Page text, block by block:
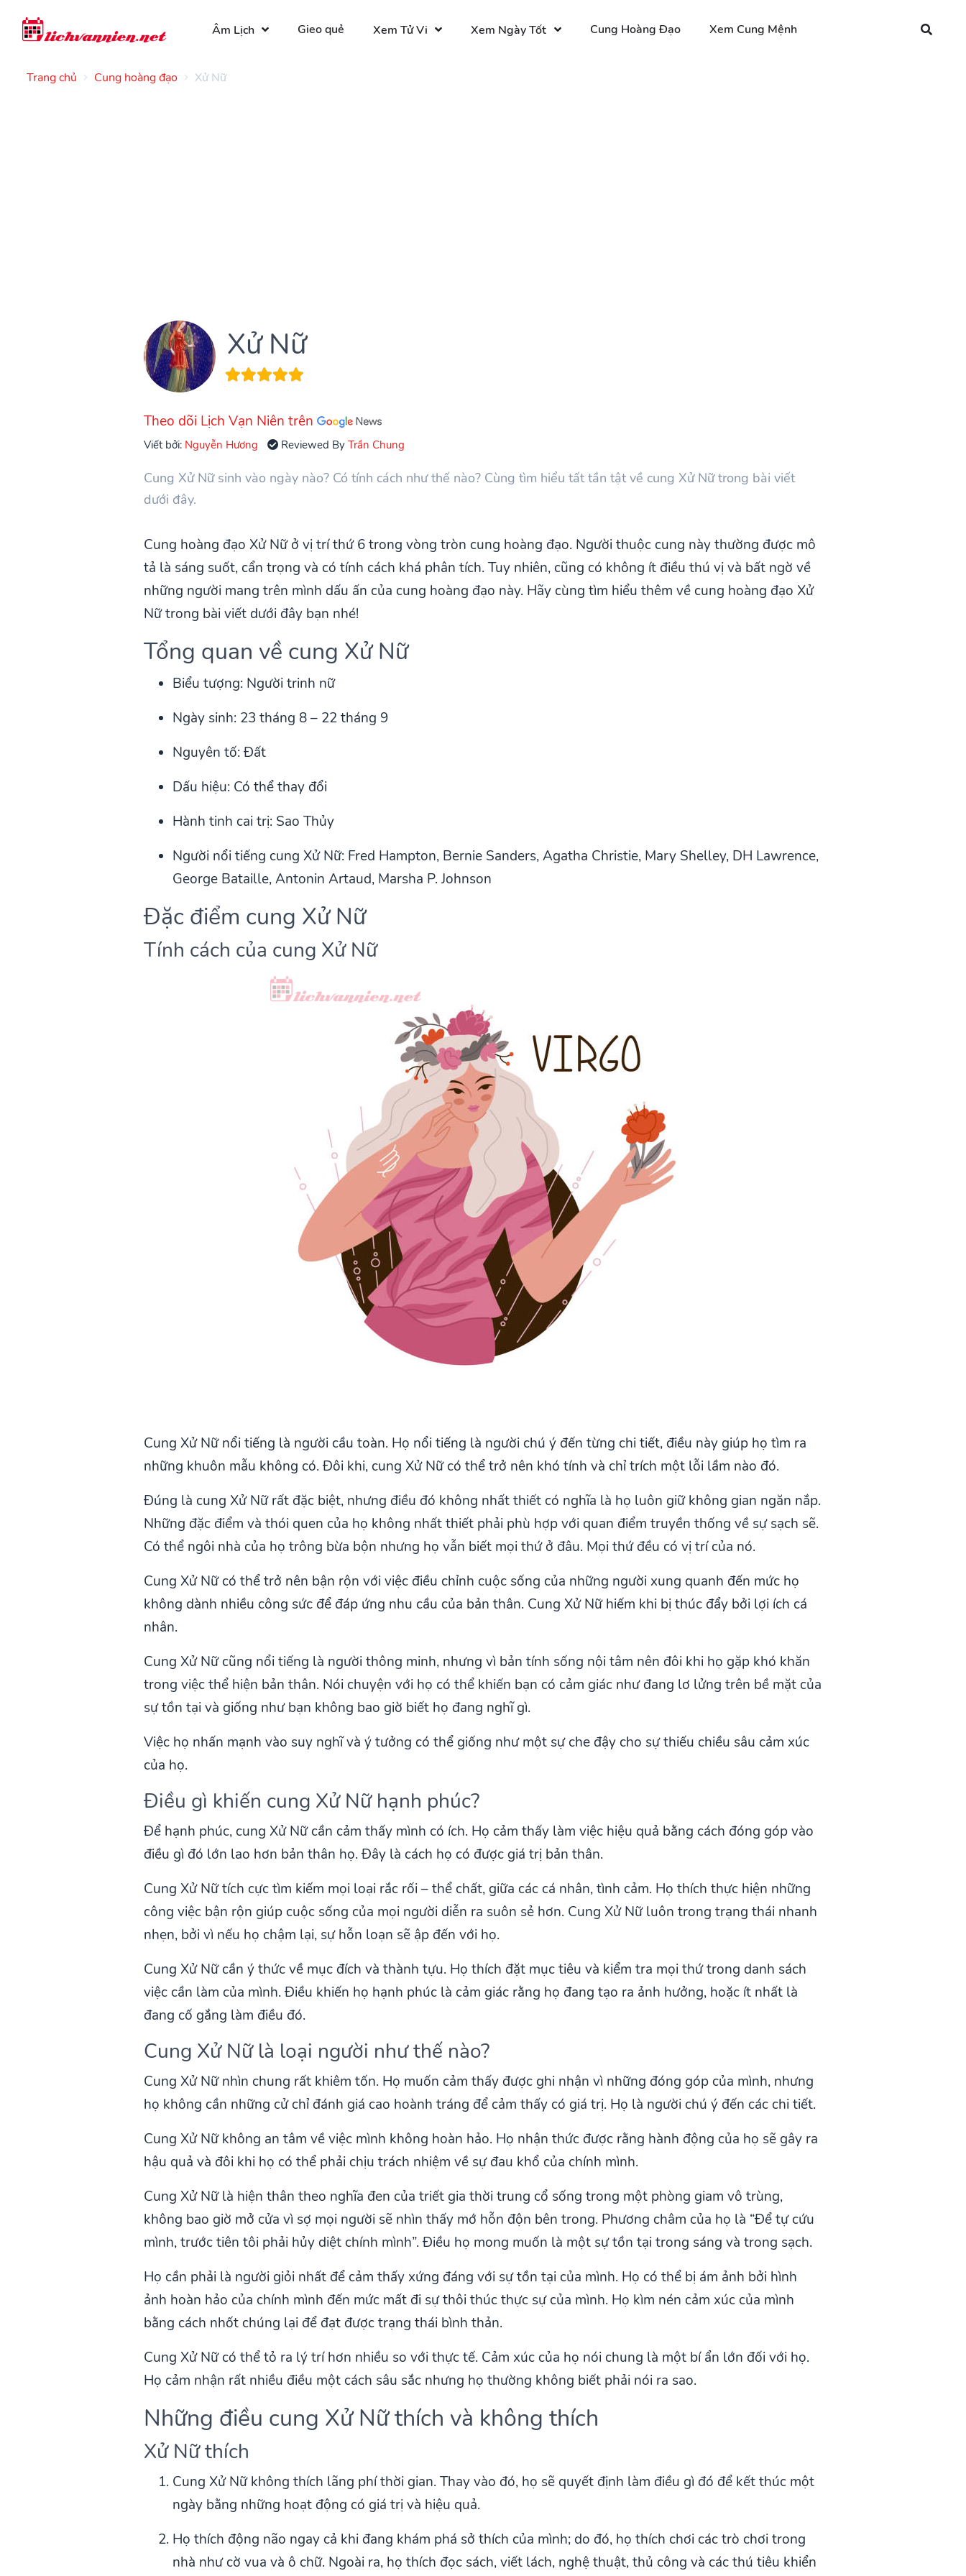
Âm Lịch Gieo quẻ Xem Tử Vi Xem Ngày Tốt Cung Hoàng Đạo Xem Cung Mệnh
Trang chủ Cung hoàng đạo Xử Nữ
Xử Nữ
Theo dõi Lịch Vạn Niên trên
Viết bởi: Nguyễn Hương Reviewed ByTrần Chung
Cung Xử Nữ sinh vào ngày nào? Có tính cách như thế nào? Cùng tìm hiểu tất tần tật về cung Xử Nữ trong bài viết
dưới đây.
Cung hoàng đạo Xử Nữ ở vị trí thứ 6 trong vòng tròn cung hoàng đạo. Người thuộc cung này thường được mô
tả là sáng suốt, cẩn trọng và có tính cách khá phân tích. Tuy nhiên, cũng có không ít điều thú vị và bất ngờ về
những người mang trên mình dấu ấn của cung hoàng đạo này. Hãy cùng tìm hiểu thêm về cung hoàng đạo Xử
Nữ trong bài viết dưới đây bạn nhé!
Tổng quan về cung Xử Nữ
Biểu tượng: Người trinh nữ
Ngày sinh: 23 tháng 8 – 22 tháng 9
Nguyên tố: Đất
Dấu hiệu: Có thể thay đổi
Hành tinh cai trị: Sao Thủy
Người nổi tiếng cung Xử Nữ: Fred Hampton, Bernie Sanders, Agatha Christie, Mary Shelley, DH Lawrence,
George Bataille, Antonin Artaud, Marsha P. Johnson
Đặc điểm cung Xử Nữ
Tính cách của cung Xử Nữ
Cung Xử Nữ nổi tiếng là người cầu toàn. Họ nổi tiếng là người chú ý đến từng chi tiết, điều này giúp họ tìm ra
những khuôn mẫu không có. Đôi khi, cung Xử Nữ có thể trở nên khó tính và chỉ trích một lỗi lầm nào đó.
Đúng là cung Xử Nữ rất đặc biệt, nhưng điều đó không nhất thiết có nghĩa là họ luôn giữ không gian ngăn nắp.
Những đặc điểm và thói quen của họ không nhất thiết phải phù hợp với quan điểm truyền thống về sự sạch sẽ.
Có thể ngôi nhà của họ trông bừa bộn nhưng họ vẫn biết mọi thứ ở đâu. Mọi thứ đều có vị trí của nó.
Cung Xử Nữ có thể trở nên bận rộn với việc điều chỉnh cuộc sống của những người xung quanh đến mức họ
không dành nhiều công sức để đáp ứng nhu cầu của bản thân. Cung Xử Nữ hiếm khi bị thúc đẩy bởi lợi ích cá
nhân.
Cung Xử Nữ cũng nổi tiếng là người thông minh, nhưng vì bản tính sống nội tâm nên đôi khi họ gặp khó khăn
trong việc thể hiện bản thân. Nói chuyện với họ có thể khiến bạn có cảm giác như đang lơ lửng trên bề mặt của
sự tồn tại và giống như bạn không bao giờ biết họ đang nghĩ gì.
Việc họ nhấn mạnh vào suy nghĩ và ý tưởng có thể giống như một sự che đậy cho sự thiếu chiều sâu cảm xúc
của họ.
Điều gì khiến cung Xử Nữ hạnh phúc?
Để hạnh phúc, cung Xử Nữ cần cảm thấy mình có ích. Họ cảm thấy làm việc hiệu quả bằng cách đóng góp vào
điều gì đó lớn lao hơn bản thân họ. Đây là cách họ có được giá trị bản thân.
Cung Xử Nữ tích cực tìm kiếm mọi loại rắc rối – thể chất, giữa các cá nhân, tình cảm. Họ thích thực hiện những
công việc bận rộn giúp cuộc sống của mọi người diễn ra suôn sẻ hơn. Cung Xử Nữ luôn trong trạng thái nhanh
nhẹn, bởi vì nếu họ chậm lại, sự hỗn loạn sẽ ập đến với họ.
Cung Xử Nữ cần ý thức về mục đích và thành tựu. Họ thích đặt mục tiêu và kiểm tra mọi thứ trong danh sách
việc cần làm của mình. Điều khiến họ hạnh phúc là cảm giác rằng họ đang tạo ra ảnh hưởng, hoặc ít nhất là
đang cố gắng làm điều đó.
Cung Xử Nữ là loại người như thế nào?
Cung Xử Nữ nhìn chung rất khiêm tốn. Họ muốn cảm thấy được ghi nhận vì những đóng góp của mình, nhưng
họ không cần những cử chỉ đánh giá cao hoành tráng để cảm thấy có giá trị. Họ là người chú ý đến các chi tiết.
Cung Xử Nữ không an tâm về việc mình không hoàn hảo. Họ nhận thức được rằng hành động của họ sẽ gây ra
hậu quả và đôi khi họ có thể phải chịu trách nhiệm về sự đau khổ của chính mình.
Cung Xử Nữ là hiện thân theo nghĩa đen của triết gia thời trung cổ sống trong một phòng giam vô trùng,
không bao giờ mở cửa vì sợ mọi người sẽ nhìn thấy mớ hỗn độn bên trong. Phương châm của họ là “Để tự cứu
mình, trước tiên tôi phải hủy diệt chính mình”. Điều họ mong muốn là một sự tồn tại trong sáng và trong sạch.
Họ cần phải là người giỏi nhất để cảm thấy xứng đáng với sự tồn tại của mình. Họ có thể bị ám ảnh bởi hình
ảnh hoàn hảo của chính mình đến mức mất đi sự thôi thúc thực sự của mình. Họ kìm nén cảm xúc của mình
bằng cách nhốt chúng lại để đạt được trạng thái bình thản.
Cung Xử Nữ có thể tỏ ra lý trí hơn nhiều so với thực tế. Cảm xúc của họ nói chung là một bí ẩn lớn đối với họ.
Họ cảm nhận rất nhiều điều một cách sâu sắc nhưng họ thường không biết phải nói ra sao.
Những điều cung Xử Nữ thích và không thích
Xử Nữ thích
Cung Xử Nữ không thích lãng phí thời gian. Thay vào đó, họ sẽ quyết định làm điều gì đó để kết thúc một
ngày bằng những hoạt động có giá trị và hiệu quả.
Họ thích động não ngay cả khi đang khám phá sở thích của mình; do đó, họ thích chơi các trò chơi trong
nhà như cờ vua và ô chữ. Ngoài ra, họ thích đọc sách, viết lách, nghệ thuật, thủ công và các thú tiêu khiển